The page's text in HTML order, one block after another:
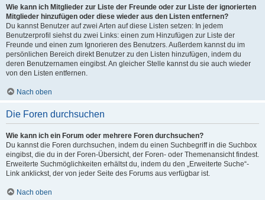
Wie kann ich Mitglieder zur Liste der Freunde oder zur Liste der ignorierten
Mitglieder hinzufügen oder diese wieder aus den Listen entfernen?
Du kannst Benutzer auf zwei Arten auf diese Listen setzen: In jedem
Benutzerprofil siehst du zwei Links: einen zum Hinzufügen zur Liste der
Freunde und einen zum Ignorieren des Benutzers. Außerdem kannst du im
persönlichen Bereich direkt Benutzer zu den Listen hinzufügen, indem du
deren Benutzernamen eingibst. An gleicher Stelle kannst du sie auch wieder
von den Listen entfernen.
Nach oben
Die Foren durchsuchen
Wie kann ich ein Forum oder mehrere Foren durchsuchen?
Du kannst die Foren durchsuchen, indem du einen Suchbegriff in die Suchbox
eingibst, die du in der Foren-Übersicht, der Foren- oder Themenansicht findest.
Erweiterte Suchmöglichkeiten erhältst du, indem du den „Erweiterte Suche“-
Link anklickst, der von jeder Seite des Forums aus verfügbar ist.
Nach oben